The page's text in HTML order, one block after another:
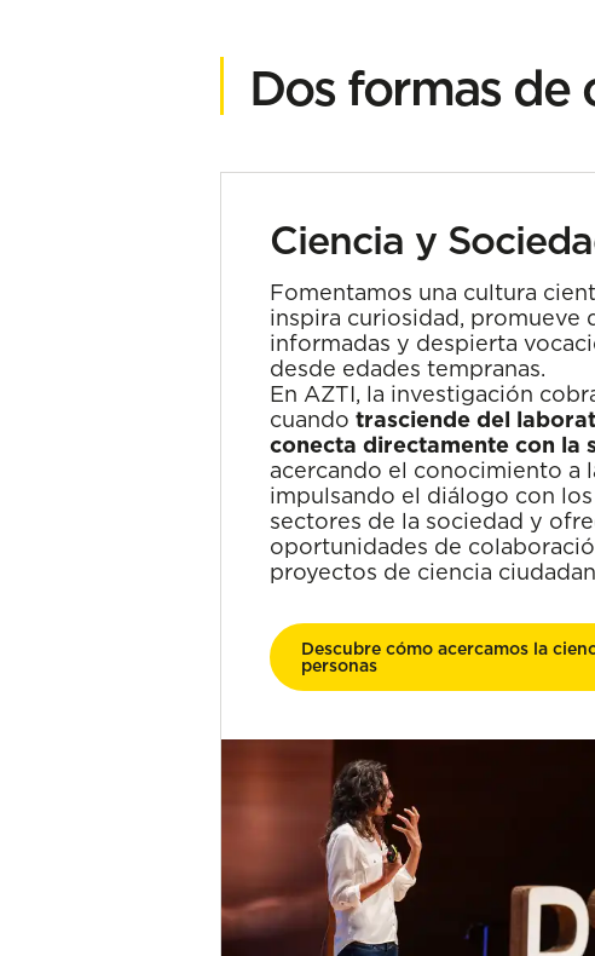
Dos formas de
Ciencia y
Fomentamos una cultura
inspira curiosidad, promueve
informadas y despierta
desde edades tempranas.
En AZTI, la investigación
cuando trasciende del
conecta directamente con la
acercando el conocimiento a
impulsando el diálogo con
sectores de la sociedad y
oportunidades de
proyectos de ciencia
Descubre cómo acercamos la
personas